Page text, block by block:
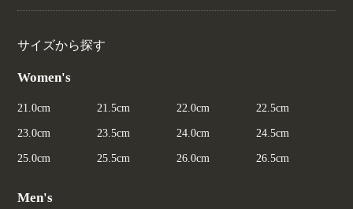
サイズから探す
Women's
21.0cm 21.5cm 22.0cm 22.5cm
23.0cm 23.5cm 24.0cm 24.5cm
25.0cm 25.5cm 26.0cm 26.5cm
Men's